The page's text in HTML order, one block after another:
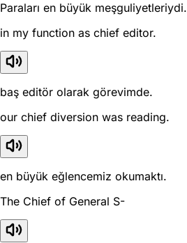
Paraları en büyük meşguliyetleriydi.
in my function as chief editor.
baş editör olarak görevimde.
our chief diversion was reading.
en büyük eğlencemiz okumaktı.
The Chief of General S-